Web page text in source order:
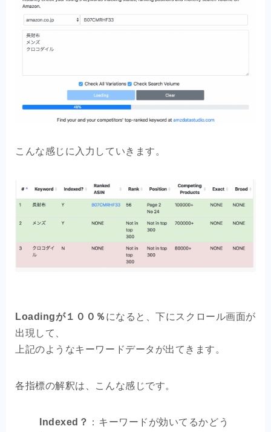
こんな感じに入力していきます。
Loadingが１００％ になると、下にスクロール画面が
出現して、
上記のようなキーワードデータが出てきます。
各指標の解釈は、こんな感じです。
Indexed？ ：キーワードが効いてるかどう